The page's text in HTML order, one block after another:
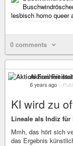
lesbisch homo queer
0 comments
Aktion
6 years ago –
KI wird zu
Lineale als Indiz für
Mmh, das hört sich
das Ergebnis